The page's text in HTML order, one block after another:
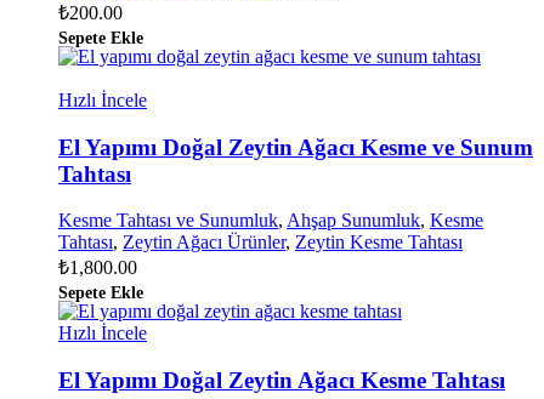
₺200.00
Sepete Ekle
Hızlı İncele
El Yapımı Doğal Zeytin Ağacı Kesme ve Sunum
Tahtası
Kesme Tahtası ve Sunumluk, Ahşap Sunumluk, Kesme
Tahtası, Zeytin Ağacı Ürünler, Zeytin Kesme Tahtası
₺1,800.00
Sepete Ekle
Hızlı İncele
El Yapımı Doğal Zeytin Ağacı Kesme Tahtası